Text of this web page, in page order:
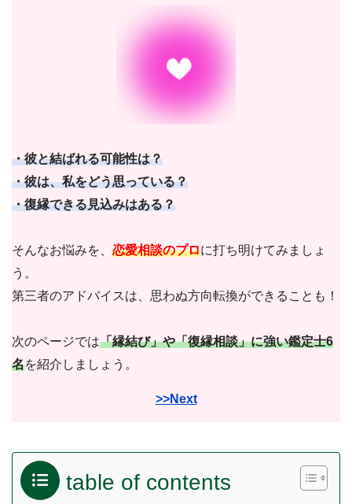
・彼と結ばれる可能性は？
・彼は、私をどう思っている？
・復縁できる見込みはある？
そんなお悩みを、 恋愛相談のプロに打ち明けてみましょ
う。
第三者のアドバイスは、思わぬ方向転換ができることも！
次のページでは「縁結び」や「復縁相談」に強い鑑定士6
名を紹介しましょう。
>>Next
table of contents